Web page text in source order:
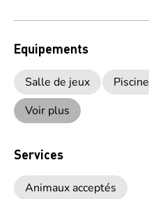
Equipements
Salle de jeux Piscine
Voir plus
Services
Animaux acceptés